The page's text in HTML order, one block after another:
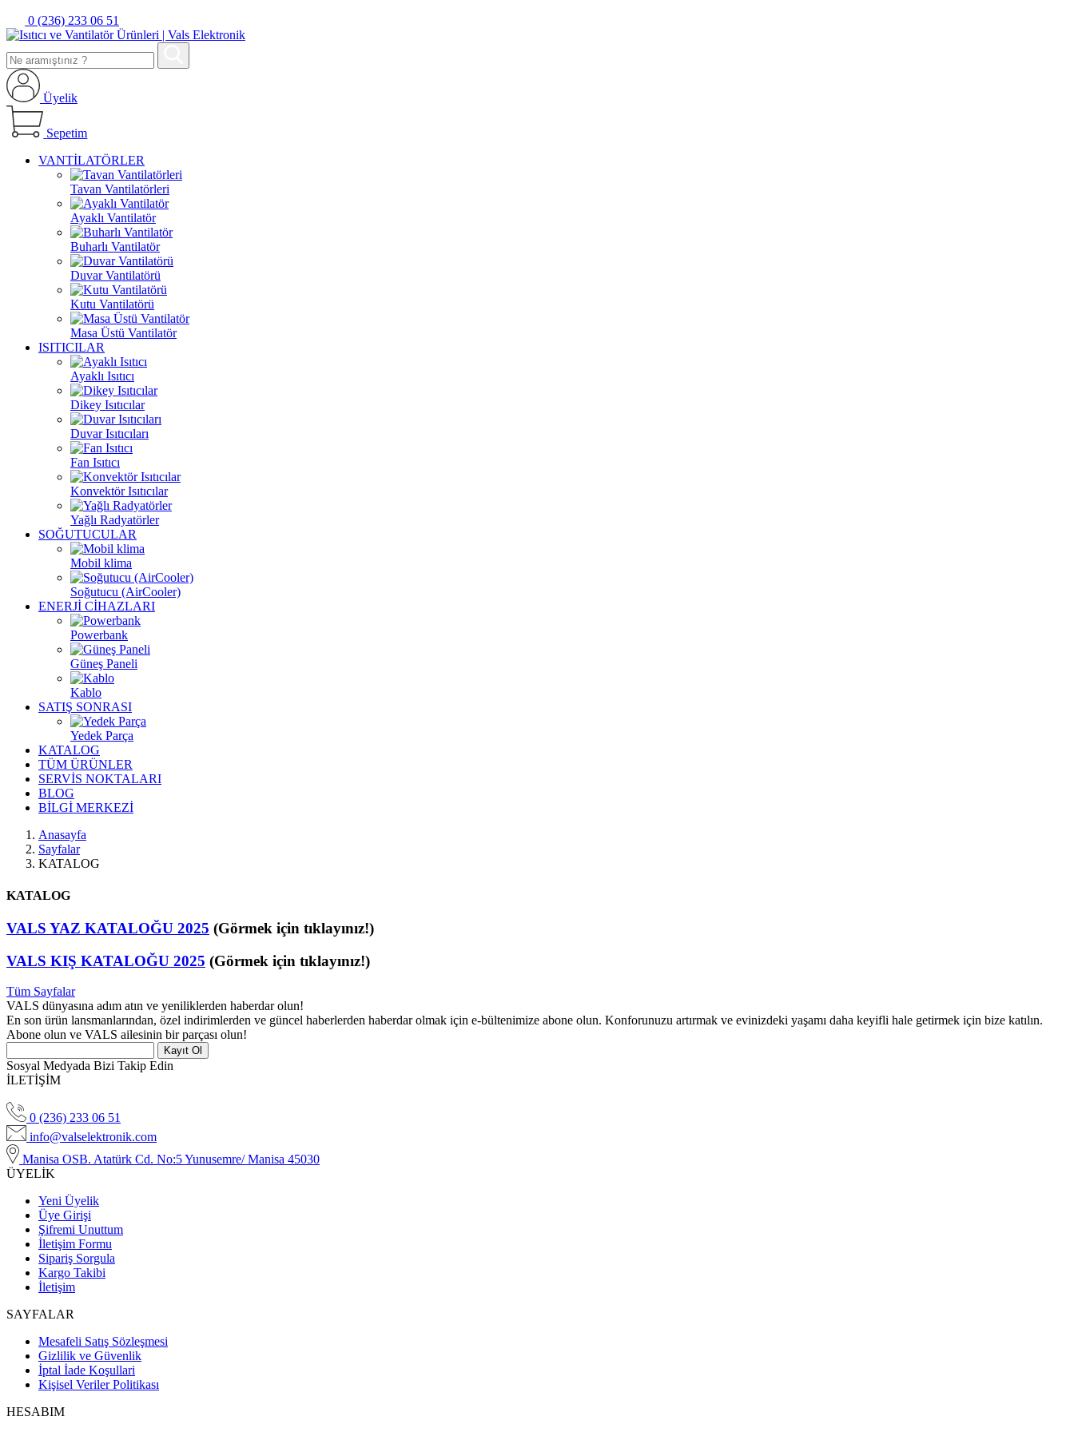
0 (236) 233 06 51
Üyelik
Sepetim
VANTİLATÖRLER
Tavan Vantilatörleri
Ayaklı Vantilatör
Buharlı Vantilatör
Duvar Vantilatörü
Kutu Vantilatörü
Masa Üstü Vantilatör
ISITICILAR
Ayaklı Isıtıcı
Dikey Isıtıcılar
Duvar Isıtıcıları
Fan Isıtıcı
Konvektör Isıtıcılar
Yağlı Radyatörler
SOĞUTUCULAR
Mobil klima
Soğutucu (AirCooler)
ENERJİ CİHAZLARI
Powerbank
Güneş Paneli
Kablo
SATIŞ SONRASI
Yedek Parça
KATALOG
TÜM ÜRÜNLER
SERVİS NOKTALARI
BLOG
BİLGİ MERKEZİ
Anasayfa
Sayfalar
KATALOG
KATALOG
VALS YAZ KATALOĞU 2025 (Görmek için tıklayınız!)
VALS KIŞ KATALOĞU 2025 (Görmek için tıklayınız!)
Tüm Sayfalar
VALS dünyasına adım atın ve yeniliklerden haberdar olun!
En son ürün lansmanlarından, özel indirimlerden ve güncel haberlerden haberdar olmak için e-bültenimize abone olun. Konforunuzu artırmak ve evinizdeki yaşamı daha keyifli hale getirmek için bize katılın.
Abone olun ve VALS ailesinin bir parçası olun!
Kayıt Ol
Sosyal Medyada Bizi Takip Edin
İLETİŞİM
0 (236) 233 06 51
info@valselektronik.com
Manisa OSB. Atatürk Cd. No:5 Yunusemre/ Manisa 45030
ÜYELİK
Yeni Üyelik
Üye Girişi
Şifremi Unuttum
İletişim Formu
Sipariş Sorgula
Kargo Takibi
İletişim
SAYFALAR
Mesafeli Satış Sözleşmesi
Gizlilik ve Güvenlik
İptal İade Koşullari
Kişisel Veriler Politikası
HESABIM